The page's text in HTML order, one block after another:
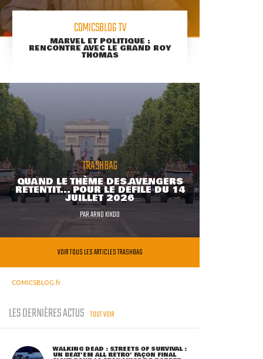
COMICSBLOG TV
MARVEL ET POLITIQUE :
RENCONTRE AVEC LE GRAND ROY
THOMAS
TRASHBAG
QUAND LE THÈME DES AVENGERS
RETENTIT... POUR LE DÉFILÉ DU 14
JUILLET 2026
PARARNO KIKOO
VOIR TOUS LES ARTICLES TRASHBAG
COMICSBLOG.fr
LES DERNIÈRES ACTUS TOUT VOIR
WALKING DEAD : STREETS OF SURVIVAL :
UN BEAT'EM ALL RÉTRO' FAÇON FINAL